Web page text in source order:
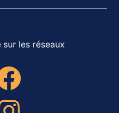
sur les réseaux